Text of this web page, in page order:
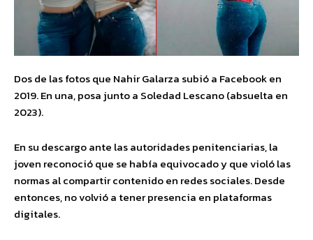
Dos de las fotos que Nahir Galarza subió a Facebook en
2019. En una, posa junto a Soledad Lescano (absuelta en
2023).
En su descargo ante las autoridades penitenciarias, la
joven reconoció que se había equivocado y que violó las
normas al compartir contenido en redes sociales. Desde
entonces, no volvió a tener presencia en plataformas
digitales.